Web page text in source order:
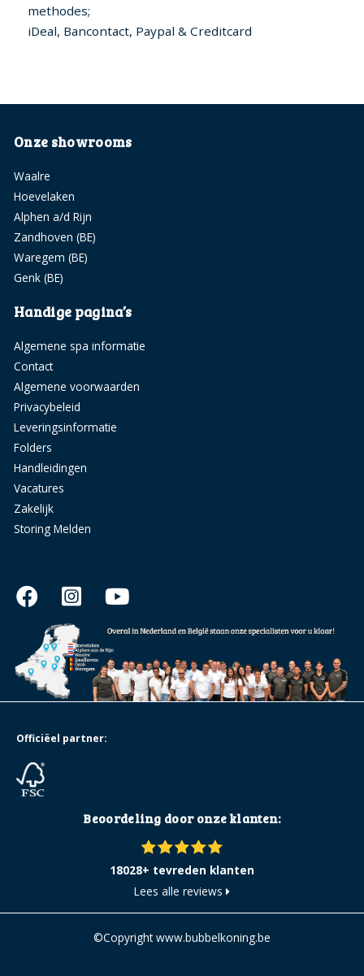
methodes;
iDeal, Bancontact, Paypal & Creditcard
Onze showrooms
Waalre
Hoevelaken
Alphen a/d Rijn
Zandhoven (BE)
Waregem (BE)
Genk (BE)
Handige pagina’s
Algemene spa informatie
Contact
Algemene voorwaarden
Privacybeleid
Leveringsinformatie
Folders
Handleidingen
Vacatures
Zakelijk
Storing Melden
Beoordeling door onze klanten:
18028+ tevreden klanten
Lees alle reviews
Officiëel partner:
©Copyright www.bubbelkoning.be